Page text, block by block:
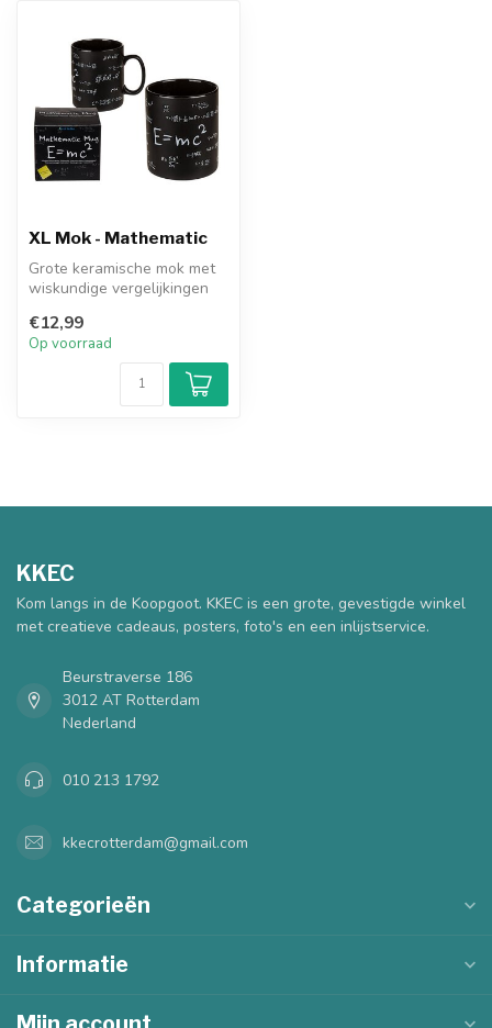
XL Mok - Mathematic
Grote keramische mok met
wiskundige vergelijkingen
echte ...
€12,99
Op voorraad
KKEC
Kom langs in de Koopgoot. KKEC is een grote, gevestigde winkel
met creatieve cadeaus, posters, foto's en een inlijstservice.
Beurstraverse 186
3012 AT Rotterdam
Nederland
010 213 1792
kkecrotterdam@gmail.com
Categorieën
Informatie